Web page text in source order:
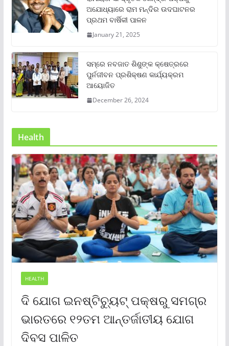
ଅଯୋଧ୍ୟାରେ ରାମ ମନ୍ଦିର ଉଦଘାଟନର
ପ୍ରଥମ ବାର୍ଷିକୀ ପାଳନ
January 21, 2025
ସମ୍‌ରେ ନବଜାତ ଶିଶୁଙ୍କ କ୍ଷେତ୍ରରେ
ପୁର୍ନଜୀବନ ପ୍ରଶିକ୍ଷଣ କାର୍ଯ୍ୟକ୍ରମ
ଆୟୋଜିତ
December 26, 2024
Health
HEALTH
ଦି ଯୋଗ ଇନଷ୍ଟିଚ୍ୟୁଟ୍ ପକ୍ଷରୁ ସମଗ୍ର
ଭାରତରେ ୧୨ତମ ଆନ୍ତର୍ଜାତୀୟ ଯୋଗ
ଦିବସ ପାଳିତ